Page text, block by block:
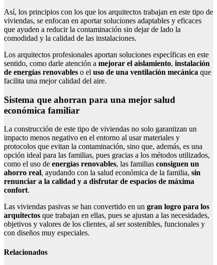
Así, los principios con los que los arquitectos trabajan en este tipo de
viviendas, se enfocan en aportar soluciones adaptables y eficaces
que ayuden a reducir la contaminación sin dejar de lado la
comodidad y la calidad de las instalaciones.
Los arquitectos profesionales aportan soluciones específicas en este
sentido, como darle atención a mejorar el aislamiento, instalación
de energías renovables o el uso de una ventilación mecánica que
facilita una mejor calidad del aire.
Sistema que ahorran para una mejor salud
económica familiar
La construcción de este tipo de viviendas no solo garantizan un
impacto menos negativo en el entorno al usar materiales y
protocolos que evitan la contaminación, sino que, además, es una
opción ideal para las familias, pues gracias a los métodos utilizados,
como el uso de energías renovables, las familias consiguen un
ahorro real, ayudando con la salud económica de la familia, sin
renunciar a la calidad y a disfrutar de espacios de máxima
confort.
Las viviendas pasivas se han convertido en un gran logro para los
arquitectos que trabajan en ellas, pues se ajustan a las necesidades,
objetivos y valores de los clientes, al ser sostenibles, funcionales y
con diseños muy especiales.
Relacionados